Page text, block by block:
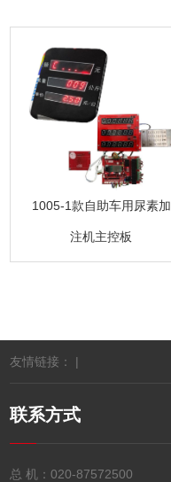
1005-1款自助车用尿素加
注机主控板
友情链接： |
联系方式
总 机：020-87572500